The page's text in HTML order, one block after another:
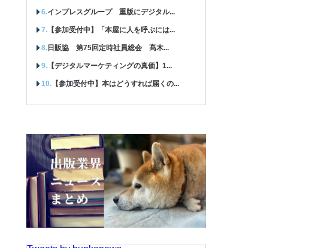
インプレスグループ 重版にデジタル...
【参加受付中】「本屋に人を呼ぶには...
日販協 第75回定時社員総会 髙木...
【デジタルマーケティングの真価】1...
【参加受付中】本はどうすれば届くの...